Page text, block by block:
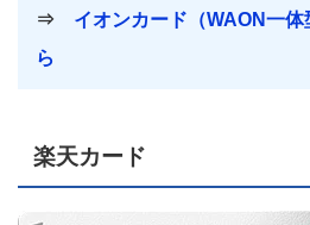
⇒ イオンカード（WAON一
ら
楽天カード